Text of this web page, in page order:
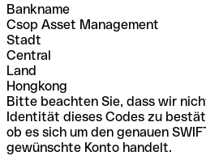
Bankname
Csop Asset Management
Stadt
Central
Land
Hongkong
Bitte beachten Sie, dass wir
Identität dieses Codes zu
ob es sich um den genauen
gewünschte Konto handelt.